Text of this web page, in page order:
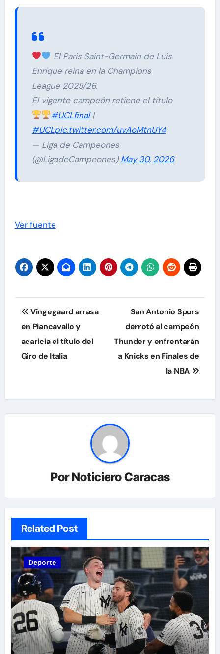
El Paris Saint-Germain de Luis
Enrique reina en la Champions
League 2025/26.
El vigente campeón retiene el título
#UCLfinal|
#UCLpic.twitter.com/uvAoMtnUY4
— Liga de Campeones
(@LigadeCampeones)May 30, 2026
Ver fuente
Navegación
de
entradas
Vingegaard arrasa
en Piancavallo y
acaricia el título del
Giro de Italia
San Antonio Spurs
derrotó al campeón
Thunder y enfrentarán
a Knicks en Finales de
la NBA
PorNoticiero Caracas
Related Post
Deporte